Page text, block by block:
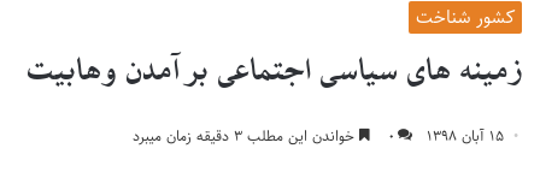
کشور شناخت
زمینه های سیاسی اجتماعی برآمدن وهابیت
۱۵ آبان ۱۳۹۸ ۰ خواندن این مطلب ۳ دقیقه زمان میبرد